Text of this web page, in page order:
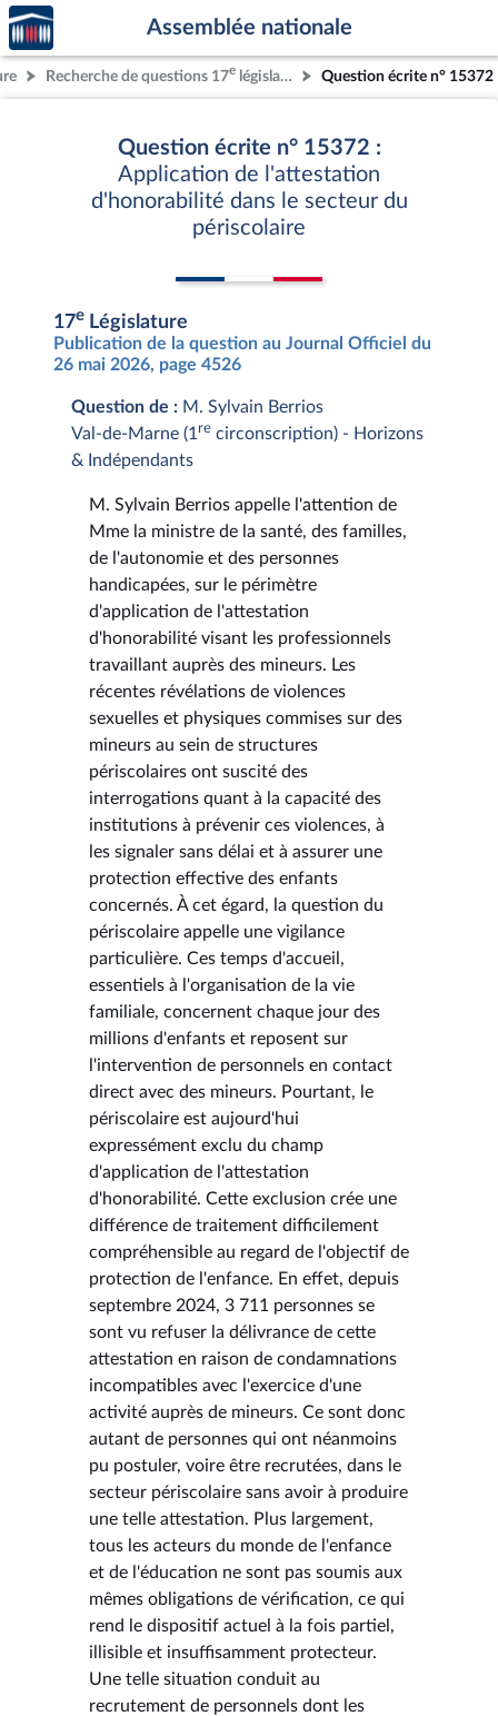
Aller au contenu
Aller en bas de la page
Accèder
à la
page
d'accueil
Assemblée nationale
Recherche de questions 17e législature Question écrite n° 15372
Question écrite n° 15372 :
Application de l'attestation
d'honorabilité dans le secteur du
périscolaire
17e Législature
Publication de la question au Journal Officiel du
26 mai 2026, page 4526
Question de : M. Sylvain Berrios
Val-de-Marne (1 re circonscription) - Horizons
& Indépendants
M. Sylvain Berrios appelle l'attention de
Mme la ministre de la santé, des familles,
de l'autonomie et des personnes
handicapées, sur le périmètre
d'application de l'attestation
d'honorabilité visant les professionnels
travaillant auprès des mineurs. Les
récentes révélations de violences
sexuelles et physiques commises sur des
mineurs au sein de structures
périscolaires ont suscité des
interrogations quant à la capacité des
institutions à prévenir ces violences, à
les signaler sans délai et à assurer une
protection effective des enfants
concernés. À cet égard, la question du
périscolaire appelle une vigilance
particulière. Ces temps d'accueil,
essentiels à l'organisation de la vie
familiale, concernent chaque jour des
millions d'enfants et reposent sur
l'intervention de personnels en contact
direct avec des mineurs. Pourtant, le
périscolaire est aujourd'hui
expressément exclu du champ
d'application de l'attestation
d'honorabilité. Cette exclusion crée une
différence de traitement difficilement
compréhensible au regard de l'objectif de
protection de l'enfance. En effet, depuis
septembre 2024, 3 711 personnes se
sont vu refuser la délivrance de cette
attestation en raison de condamnations
incompatibles avec l'exercice d'une
activité auprès de mineurs. Ce sont donc
autant de personnes qui ont néanmoins
pu postuler, voire être recrutées, dans le
secteur périscolaire sans avoir à produire
une telle attestation. Plus largement,
tous les acteurs du monde de l'enfance
et de l'éducation ne sont pas soumis aux
mêmes obligations de vérification, ce qui
rend le dispositif actuel à la fois partiel,
illisible et insuffisamment protecteur.
Une telle situation conduit au
recrutement de personnels dont les